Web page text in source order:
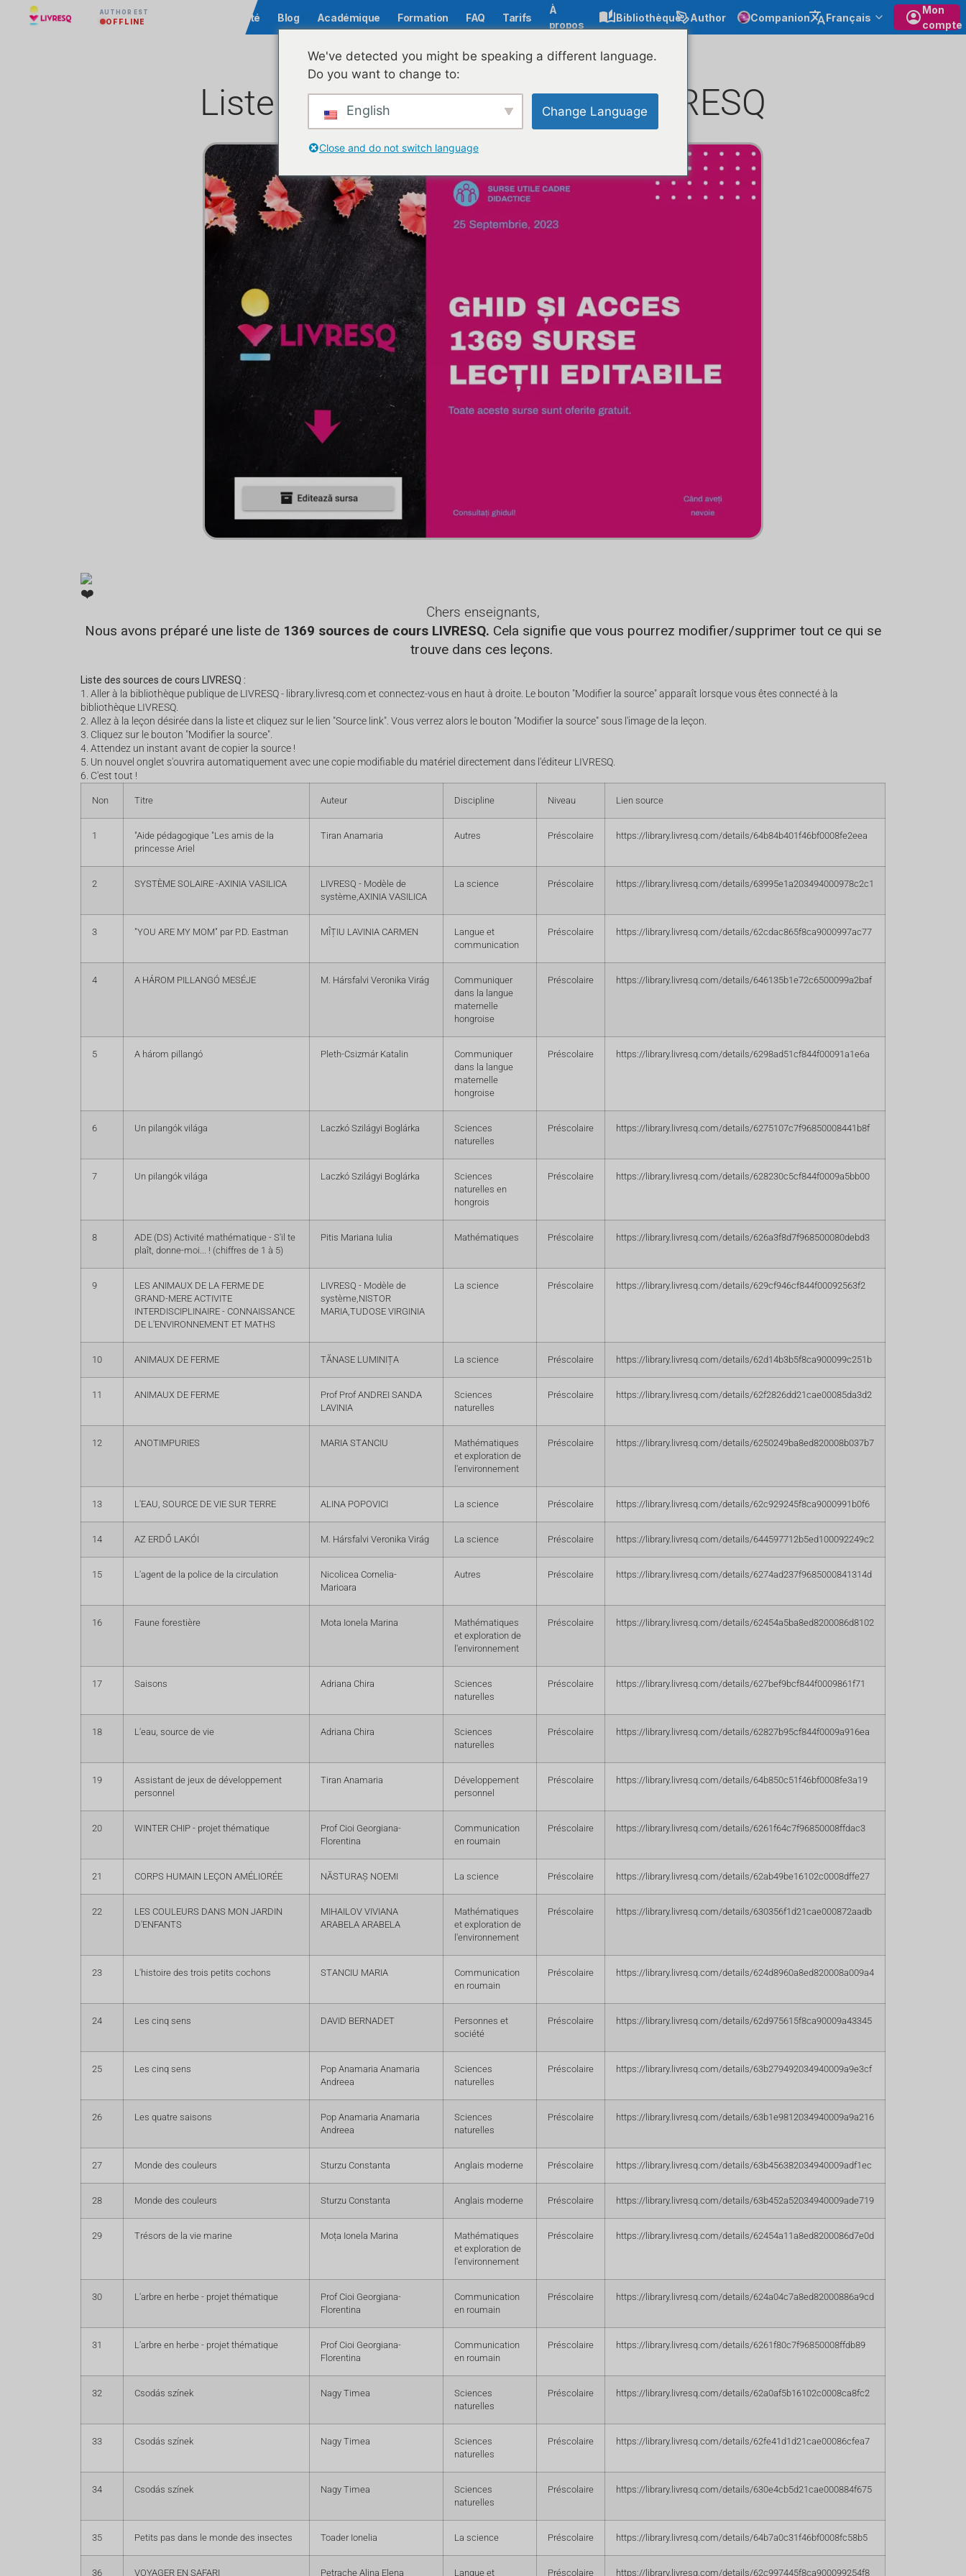
AUTHOR EST
OFFLINE Communauté Blog Académique Formation FAQ Tarifs
À
propos
Bibliothèque Author Companion Français
Mon
compte
Liste des sources de cours LIVRESQ
Chers enseignants,
Nous avons préparé une liste de 1369 sources de cours LIVRESQ. Cela signifie que vous pourrez modifier/supprimer tout ce qui se
trouve dans ces leçons.
Liste des sources de cours LIVRESQ :
1. Aller à la bibliothèque publique de LIVRESQ - library.livresq.comet connectez-vous en haut à droite. Le bouton "Modifier la source" apparaît lorsque vous êtes connecté à la
bibliothèque LIVRESQ.
2. Allez à la leçon désirée dans la liste et cliquez sur le lien "Source link". Vous verrez alors le bouton "Modifier la source" sous l'image de la leçon.
3. Cliquez sur le bouton "Modifier la source".
4. Attendez un instant avant de copier la source !
5. Un nouvel onglet s'ouvrira automatiquement avec une copie modifiable du matériel directement dans l'éditeur LIVRESQ.
6. C'est tout !
Non Titre Auteur Discipline Niveau Lien source
1
"Aide pédagogique "Les amis de la
princesse Ariel
Tiran Anamaria Autres Préscolaire https://library.livresq.com/details/64b84b401f46bf0008fe2eea
2 SYSTÈME SOLAIRE -AXINIA VASILICA
LIVRESQ - Modèle de
système,AXINIA VASILICA
La science Préscolaire https://library.livresq.com/details/63995e1a203494000978c2c1
3 "YOU ARE MY MOM" par P.D. Eastman MÎȚIU LAVINIA CARMEN
Langue et
communication
Préscolaire https://library.livresq.com/details/62cdac865f8ca9000997ac77
4 A HÁROM PILLANGÓ MESÉJE M. Hársfalvi Veronika Virág
Communiquer
dans la langue
maternelle
hongroise
Préscolaire https://library.livresq.com/details/646135b1e72c6500099a2baf
5 A három pillangó Pleth-Csizmár Katalin
Communiquer
dans la langue
maternelle
hongroise
Préscolaire https://library.livresq.com/details/6298ad51cf844f00091a1e6a
6 Un pilangók világa Laczkó Szilágyi Boglárka
Sciences
naturelles
Préscolaire https://library.livresq.com/details/6275107c7f96850008441b8f
7 Un pilangók világa Laczkó Szilágyi Boglárka
Sciences
naturelles en
hongrois
Préscolaire https://library.livresq.com/details/628230c5cf844f0009a5bb00
8
ADE (DS) Activité mathématique - S'il te
plaît, donne-moi... ! (chiffres de 1 à 5)
Pitis Mariana Iulia Mathématiques Préscolaire https://library.livresq.com/details/626a3f8d7f968500080debd3
9
LES ANIMAUX DE LA FERME DE
GRAND-MERE ACTIVITE
INTERDISCIPLINAIRE - CONNAISSANCE
DE L'ENVIRONNEMENT ET MATHS
LIVRESQ - Modèle de
système,NISTOR
MARIA,TUDOSE VIRGINIA
La science Préscolaire https://library.livresq.com/details/629cf946cf844f00092563f2
10 ANIMAUX DE FERME TĂNASE LUMINIȚA La science Préscolaire https://library.livresq.com/details/62d14b3b5f8ca900099c251b
11 ANIMAUX DE FERME
Prof Prof ANDREI SANDA
LAVINIA
Sciences
naturelles
Préscolaire https://library.livresq.com/details/62f2826dd21cae00085da3d2
12 ANOTIMPURIES MARIA STANCIU
Mathématiques
et exploration de
l'environnement
Préscolaire https://library.livresq.com/details/6250249ba8ed820008b037b7
13 L'EAU, SOURCE DE VIE SUR TERRE ALINA POPOVICI La science Préscolaire https://library.livresq.com/details/62c929245f8ca9000991b0f6
14 AZ ERDŐ LAKÓI M. Hársfalvi Veronika Virág La science Préscolaire https://library.livresq.com/details/644597712b5ed100092249c2
15 L'agent de la police de la circulation
Nicolicea Cornelia-
Marioara
Autres Préscolaire https://library.livresq.com/details/6274ad237f9685000841314d
16 Faune forestière Mota Ionela Marina
Mathématiques
et exploration de
l'environnement
Préscolaire https://library.livresq.com/details/62454a5ba8ed8200086d8102
17 Saisons Adriana Chira
Sciences
naturelles
Préscolaire https://library.livresq.com/details/627bef9bcf844f0009861f71
18 L'eau, source de vie Adriana Chira
Sciences
naturelles
Préscolaire https://library.livresq.com/details/62827b95cf844f0009a916ea
19
Assistant de jeux de développement
personnel
Tiran Anamaria
Développement
personnel
Préscolaire https://library.livresq.com/details/64b850c51f46bf0008fe3a19
20 WINTER CHIP - projet thématique
Prof Cioi Georgiana-
Florentina
Communication
en roumain
Préscolaire https://library.livresq.com/details/6261f64c7f96850008ffdac3
21 CORPS HUMAIN LEÇON AMÉLIORÉE NĂSTURAȘ NOEMI La science Préscolaire https://library.livresq.com/details/62ab49be16102c0008dffe27
22
LES COULEURS DANS MON JARDIN
D'ENFANTS
MIHAILOV VIVIANA
ARABELA ARABELA
Mathématiques
et exploration de
l'environnement
Préscolaire https://library.livresq.com/details/630356f1d21cae000872aadb
23 L'histoire des trois petits cochons STANCIU MARIA
Communication
en roumain
Préscolaire https://library.livresq.com/details/624d8960a8ed820008a009a4
24 Les cinq sens DAVID BERNADET
Personnes et
société
Préscolaire https://library.livresq.com/details/62d975615f8ca90009a43345
25 Les cinq sens
Pop Anamaria Anamaria
Andreea
Sciences
naturelles
Préscolaire https://library.livresq.com/details/63b279492034940009a9e3cf
26 Les quatre saisons
Pop Anamaria Anamaria
Andreea
Sciences
naturelles
Préscolaire https://library.livresq.com/details/63b1e9812034940009a9a216
27 Monde des couleurs Sturzu Constanta Anglais moderne Préscolaire https://library.livresq.com/details/63b456382034940009adf1ec
28 Monde des couleurs Sturzu Constanta Anglais moderne Préscolaire https://library.livresq.com/details/63b452a52034940009ade719
29 Trésors de la vie marine Moța Ionela Marina
Mathématiques
et exploration de
l'environnement
Préscolaire https://library.livresq.com/details/62454a11a8ed8200086d7e0d
30 L'arbre en herbe - projet thématique
Prof Cioi Georgiana-
Florentina
Communication
en roumain
Préscolaire https://library.livresq.com/details/624a04c7a8ed82000886a9cd
31 L'arbre en herbe - projet thématique
Prof Cioi Georgiana-
Florentina
Communication
en roumain
Préscolaire https://library.livresq.com/details/6261f80c7f96850008ffdb89
32 Csodás színek Nagy Timea
Sciences
naturelles
Préscolaire https://library.livresq.com/details/62a0af5b16102c0008ca8fc2
33 Csodás színek Nagy Timea
Sciences
naturelles
Préscolaire https://library.livresq.com/details/62fe41d1d21cae00086cfea7
34 Csodás színek Nagy Timea
Sciences
naturelles
Préscolaire https://library.livresq.com/details/630e4cb5d21cae000884f675
35 Petits pas dans le monde des insectes Toader Ionelia La science Préscolaire https://library.livresq.com/details/64b7a0c31f46bf0008fc58b5
36 VOYAGER EN SAFARI Petrache Alina Elena Langue et Préscolaire https://library.livresq.com/details/62c997445f8ca900099254f8
We've detected you might be speaking a different language.
Do you want to change to:
English Change Language
Close and do not switch language